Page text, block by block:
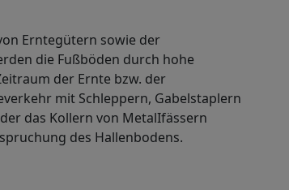
Erntegütern sowie der
die Fußböden durch hohe
der Ernte bzw. der
mit Schleppern, Gabelstaplern
das Kollern von MetalIfässern
des Hallenbodens.